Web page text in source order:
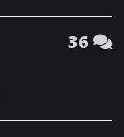
36